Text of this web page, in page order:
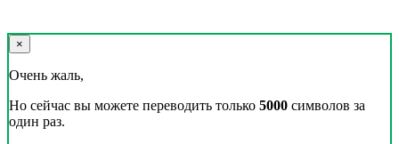
×
Очень жаль,
Но сейчас вы можете переводить только 5000 символов за
один раз.